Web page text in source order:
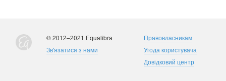
© 2012–2021 Equalibra
Зв'язатися з нами
Правовласникам
Угода користувача
Довідковий центр